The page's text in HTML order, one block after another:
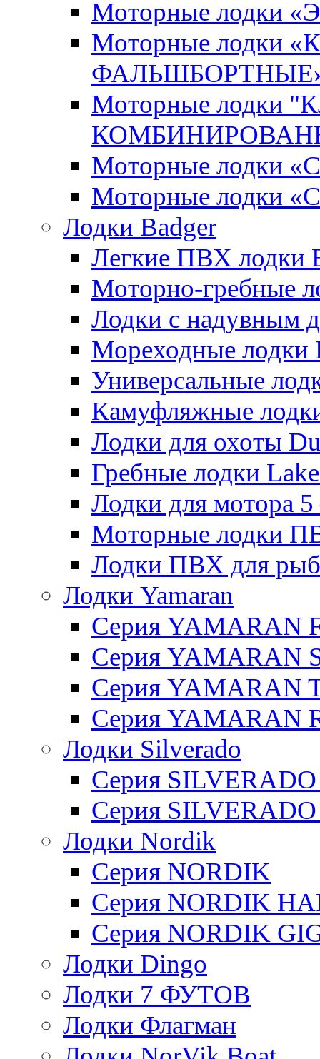
Моторные лодки
Моторные лодки
Моторные лодки
Моторные
Моторные лодки
Лодки Badger
Легкие ПВХ лодки
Моторно-гребные
Лодки с надувным
Мореходные лодки
Универсальные
Камуфляжные
Лодки для охоты
Гребные лодки
Лодки для мотора
Моторные лодки
Лодки ПВХ для
Лодки Yamaran
Серия YAMARAN
Серия YAMARAN
Серия YAMARAN
Серия YAMARAN
Лодки Silverado
Серия
Серия SILVERADO
Лодки Nordik
Серия NORDIK
Серия NORDIK
Серия NORDIK
Лодки Dingo
Лодки 7 ФУТОВ
Лодки Флагман